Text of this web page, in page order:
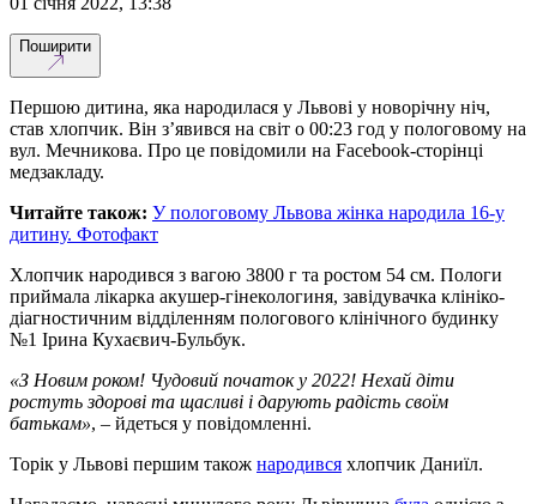
Поширити
Першою дитина, яка народилася у Львові у новорічну ніч,
став хлопчик. Він з’явився на світ о 00:23 год у пологовому на
вул. Мечникова. Про це повідомили на Facebook-сторінці
медзакладу.
Читайте також: У пологовому Львова жінка народила 16-у
дитину. Фотофакт
Хлопчик народився з вагою 3800 г та ростом 54 см. Пологи
приймала лікарка акушер-гінекологиня, завідувачка клініко-
діагностичним відділенням пологового клінічного будинку
№1 Ірина Кухаєвич-Бульбук.
«З Новим роком! Чудовий початок у 2022! Нехай діти
ростуть здорові та щасливі і дарують радість своїм
батькам», – йдеться у повідомленні.
Торік у Львові першим також народився хлопчик Даниїл.